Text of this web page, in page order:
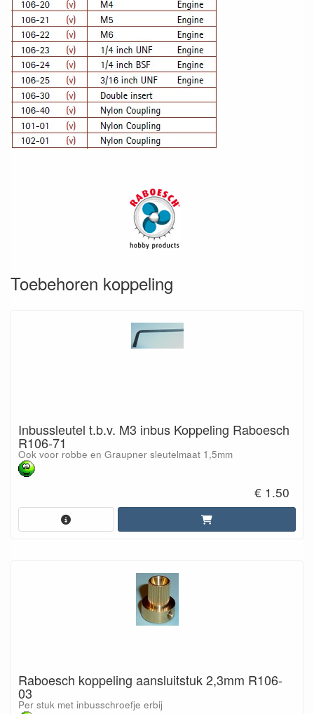
Toebehoren koppeling
Inbussleutel t.b.v. M3 inbus Koppeling Raboesch
R106-71
Ook voor robbe en Graupner sleutelmaat 1,5mm
€ 1.50
Raboesch koppeling aansluitstuk 2,3mm R106-
03
Per stuk met inbusschroefje erbij